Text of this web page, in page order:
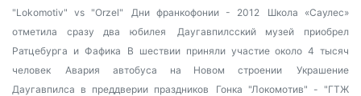
"Lokomotiv" vs "Orzel"
Дни франкофонии - 2012
Школа «Саулес»
отметила сразу два юбилея
Даугавпилсский музей приобрел
Ратцебурга и Фафика
В шествии приняли участие около 4 тысяч
человек
Авария автобуса на Новом строении
Украшение
Даугавпилса в преддверии праздников
Гонка "Локомотив" - "ГТЖ